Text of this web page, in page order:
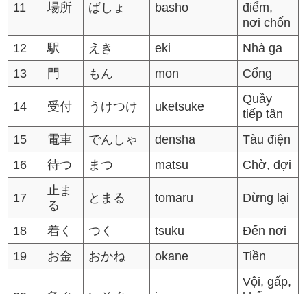
11 場所 ばしょ basho
điểm,
nơi chốn
12
駅 えき eki
Nhà ga
13
門 もん mon Cổng
14 受付 うけつけ uketsuke
Quầy
tiếp tân
15
電車 でんしゃ densha
Tàu điện
16
待つ まつ matsu Chờ, đợi
17
止ま
る
とまる tomaru Dừng lại
18 着く つく tsuku
Đến nơi
19
お金 おかね okane Tiền
Vội, gấp,